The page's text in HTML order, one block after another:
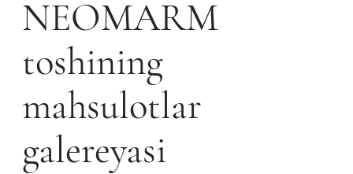
NEOMARM
toshining
mahsulotlar
galereyasi